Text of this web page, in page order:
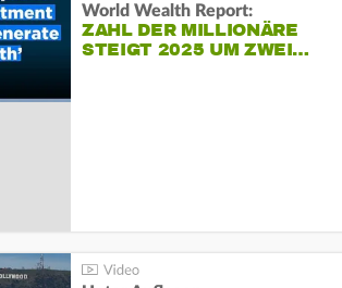
World Wealth Report:
ZAHL DER MILLIONÄRE
STEIGT 2025 UM ZWEI…